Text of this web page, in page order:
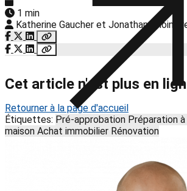
1 min
Katherine Gaucher et Jonathan
Cet article n'est plus en
Retourner à la page d'accueil
Étiquettes: Pré-approbation Préparation
maison Achat immobilier Rénovation